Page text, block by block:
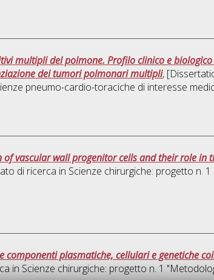
multipli del polmone. Profilo clinico e
dei tumori polmonari multipli,
pneumo-cardio-toraciche di interesse
of vascular wall progenitor cells and their role in
di ricerca in Scienze chirurgiche: progetto n.
componenti plasmatiche, cellulari e genetiche
in Scienze chirurgiche: progetto n. 1